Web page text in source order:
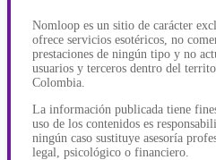
Nomloop es un sitio de carácter
ofrece servicios esotéricos, no
prestaciones de ningún tipo y no
usuarios y terceros dentro del
Colombia.
La información publicada tiene
uso de los contenidos es
ningún caso sustituye asesoría
legal, psicológico o financiero.